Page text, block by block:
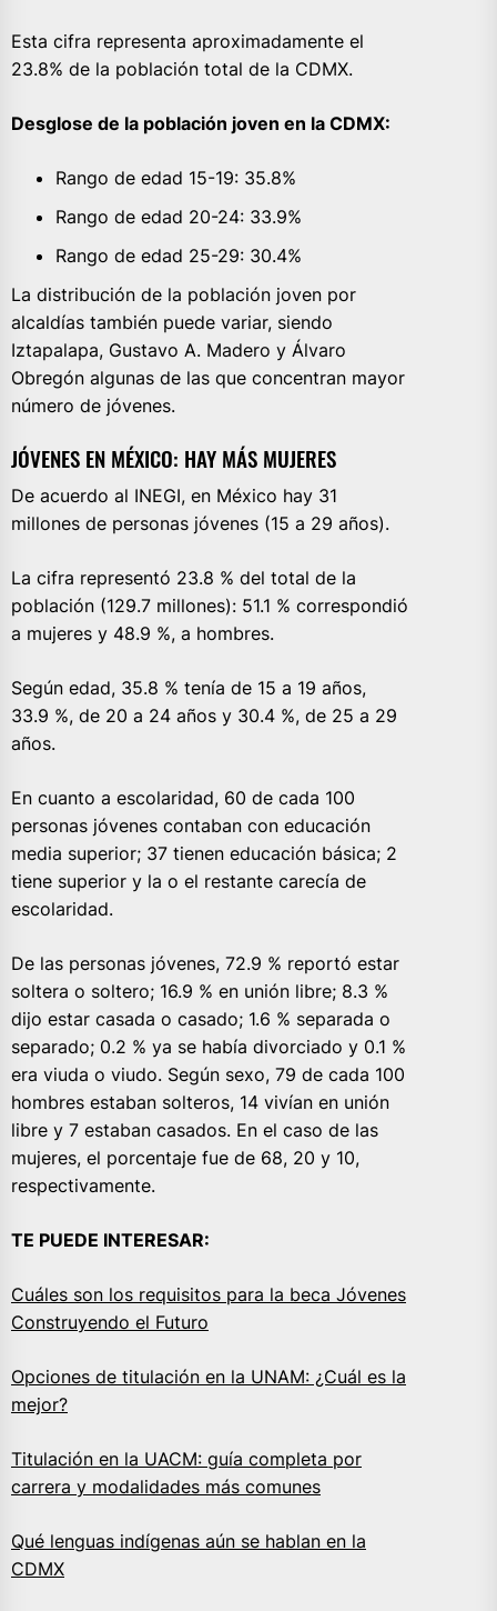
Esta cifra representa aproximadamente el
23.8% de la población total de la CDMX.
Desglose de la población joven en la CDMX:
Rango de edad 15-19: 35.8%
Rango de edad 20-24: 33.9%
Rango de edad 25-29: 30.4%
La distribución de la población joven por
alcaldías también puede variar, siendo
Iztapalapa, Gustavo A. Madero y Álvaro
Obregón algunas de las que concentran mayor
número de jóvenes.
JÓVENES EN MÉXICO: HAY MÁS MUJERES
De acuerdo al INEGI, en México hay 31
millones de personas jóvenes (15 a 29 años).
La cifra representó 23.8 % del total de la
población (129.7 millones): 51.1 % correspondió
a mujeres y 48.9 %, a hombres.
Según edad, 35.8 % tenía de 15 a 19 años,
33.9 %, de 20 a 24 años y 30.4 %, de 25 a 29
años.
En cuanto a escolaridad, 60 de cada 100
personas jóvenes contaban con educación
media superior; 37 tienen educación básica; 2
tiene superior y la o el restante carecía de
escolaridad.
De las personas jóvenes, 72.9 % reportó estar
soltera o soltero; 16.9 % en unión libre; 8.3 %
dijo estar casada o casado; 1.6 % separada o
separado; 0.2 % ya se había divorciado y 0.1 %
era viuda o viudo. Según sexo, 79 de cada 100
hombres estaban solteros, 14 vivían en unión
libre y 7 estaban casados. En el caso de las
mujeres, el porcentaje fue de 68, 20 y 10,
respectivamente.
TE PUEDE INTERESAR:
Cuáles son los requisitos para la beca Jóvenes
Construyendo el Futuro
Opciones de titulación en la UNAM: ¿Cuál es la
mejor?
Titulación en la UACM: guía completa por
carrera y modalidades más comunes
Qué lenguas indígenas aún se hablan en la
CDMX